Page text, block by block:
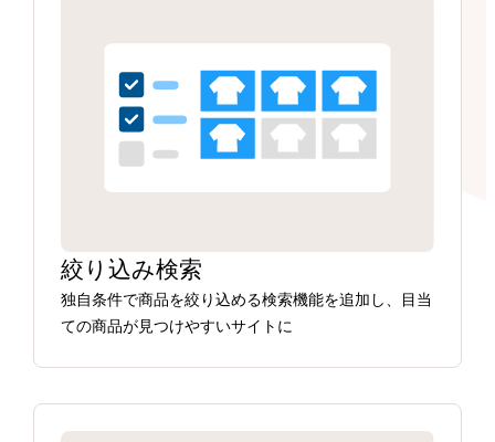
絞り込み検索
独自条件で商品を絞り込める検索機能を追加し、目当
ての商品が見つけやすいサイトに